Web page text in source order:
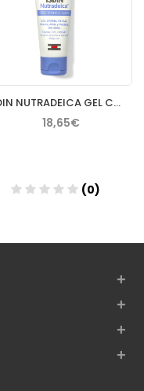
ISDIN NUTRADEICA GEL CREMA FACIAL PIEL SEBORREICA 50 ML
18,65€
(0)
+
+
+
+